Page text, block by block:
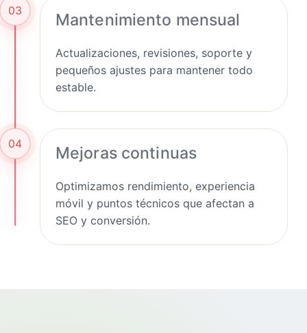
03 Mantenimiento mensual
Actualizaciones, revisiones, soporte y
pequeños ajustes para mantener todo
estable.
04 Mejoras continuas
Optimizamos rendimiento, experiencia
móvil y puntos técnicos que afectan a
SEO y conversión.